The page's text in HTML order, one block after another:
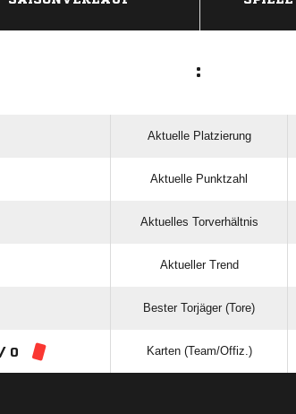
:
Aktuelle Platzierung
Aktuelle Punktzahl
Aktuelles Torverhältnis
Aktueller Trend
Bester Torjäger (Tore)
0 Karten (Team/Offiz.)